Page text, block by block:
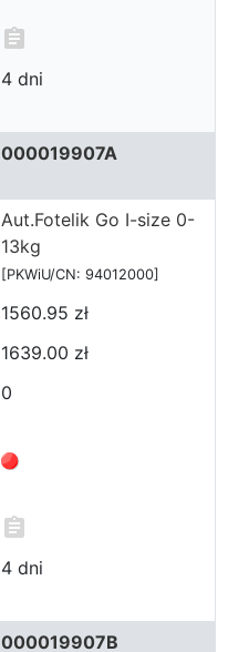
4 dni
000019907A
Aut.Fotelik Go I-size 0-
13kg
[PKWiU/CN: 94012000]
1560.95 zł
1639.00 zł
0
4 dni
000019907B